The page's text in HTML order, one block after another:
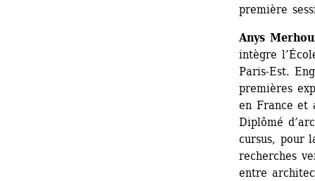
première
Anys
intègre
Paris-Est.
premières
en France et
Diplômé
cursus, pour
recherches
entre